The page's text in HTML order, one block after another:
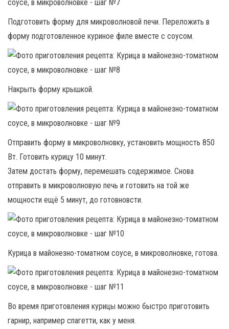
Подготовить форму для микроволновой печи. Переложить в
форму подготовленное куриное филе вместе с соусом.
Накрыть форму крышкой.
Отправить форму в микроволновку, установить мощность 850
Вт. Готовить курицу 10 минут.
Затем достать форму, перемешать содержимое. Снова
отправить в микроволновую печь и готовить на той же
мощности ещё 5 минут, до готовновсти.
Курица в майонезно-томатном соусе, в микроволновке, готова.
Во время приготовления курицы можно быстро приготовить
гарнир, например спагетти, как у меня.